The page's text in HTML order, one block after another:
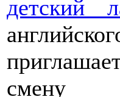
детский
смену